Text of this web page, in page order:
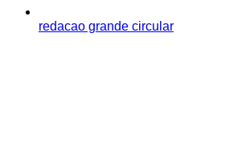
redacao grande circular